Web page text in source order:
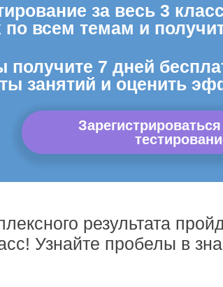
за весь 3
всем темам и
получите 7 дней
занятий и оценить
результата
Узнайте пробелы в